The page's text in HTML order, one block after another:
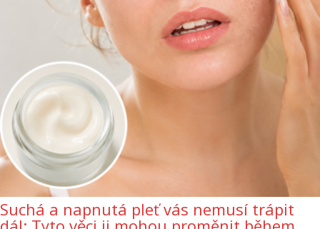
Suchá a napnutá pleť vás nemusí trápit